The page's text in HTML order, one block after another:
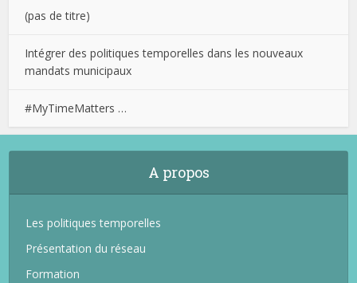
(pas de titre)
Intégrer des politiques temporelles dans les nouveaux
mandats municipaux
#MyTimeMatters …
A propos
Les politiques temporelles
Présentation du réseau
Formation